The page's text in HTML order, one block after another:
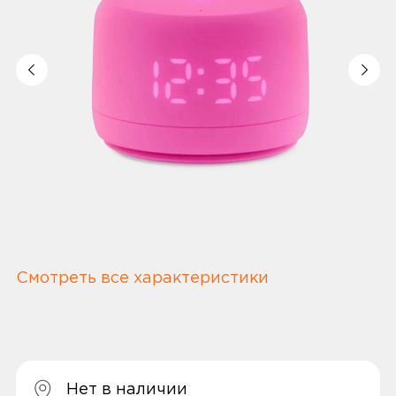
Смотреть все характеристики
Нет в наличии